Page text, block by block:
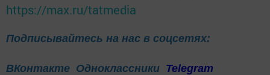
https://max.ru/tatmedia
Подписывайтесь на нас в соцсетях:
ВКонтакте Одноклассники Telegram